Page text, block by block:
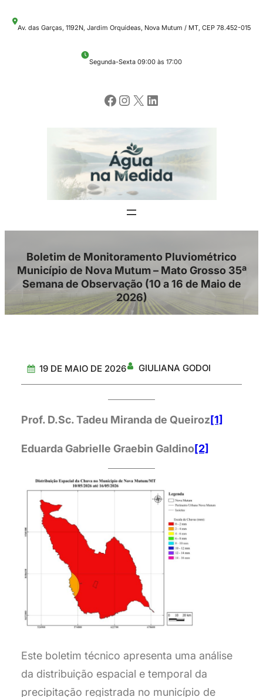
paraAv. das Garças, 1192N, Jardim Orquídeas, Nova Mutum / MT, CEP 78.452-015
Segunda-Sexta 09:00 às 17:00
Facebook Instagram X LinkedIn
Boletim de Monitoramento Pluviométrico
Município de Nova Mutum – Mato Grosso 35ª
Semana de Observação (10 a 16 de Maio de
2026)
19 DE MAIO DE 2026 GIULIANA GODOI
Prof. D.Sc. Tadeu Miranda de Queiroz[1]
Eduarda Gabrielle Graebin Galdino[2]
Este boletim técnico apresenta uma análise
da distribuição espacial e temporal da
precipitação registrada no município de